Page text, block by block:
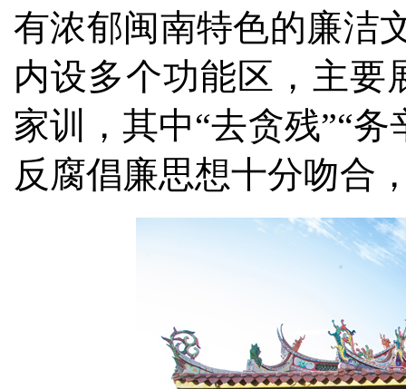
有浓郁闽南特色的廉洁
内设多个功能区，主要
家训，其中“去贪残”“
反腐倡廉思想十分吻合